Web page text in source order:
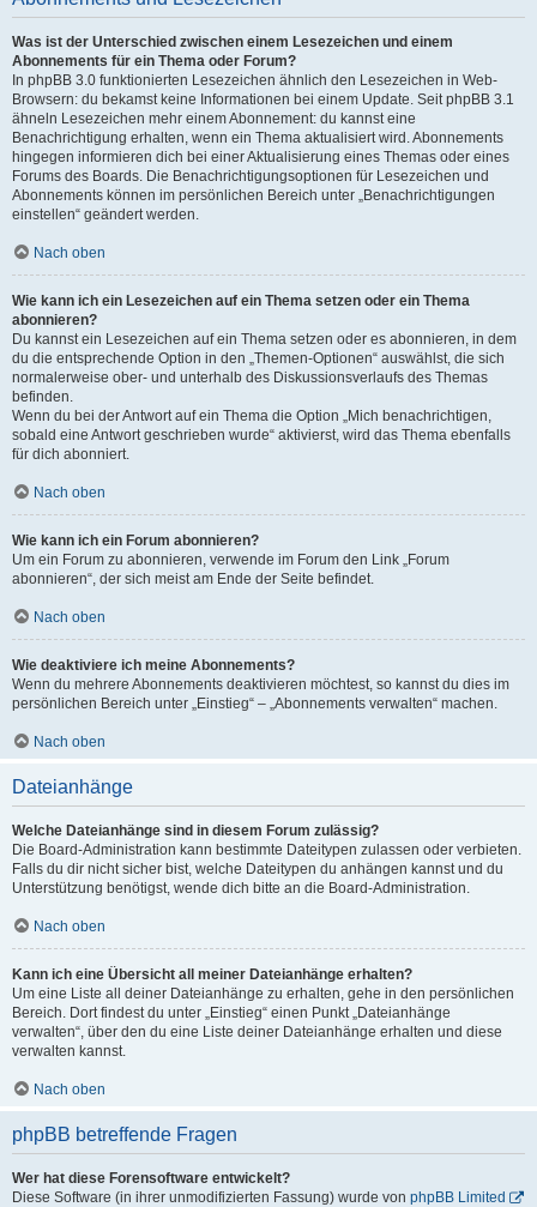
Was ist der Unterschied zwischen einem Lesezeichen und einem
Abonnements für ein Thema oder Forum?
In phpBB 3.0 funktionierten Lesezeichen ähnlich den Lesezeichen in Web-
Browsern: du bekamst keine Informationen bei einem Update. Seit phpBB 3.1
ähneln Lesezeichen mehr einem Abonnement: du kannst eine
Benachrichtigung erhalten, wenn ein Thema aktualisiert wird. Abonnements
hingegen informieren dich bei einer Aktualisierung eines Themas oder eines
Forums des Boards. Die Benachrichtigungsoptionen für Lesezeichen und
Abonnements können im persönlichen Bereich unter „Benachrichtigungen
einstellen“ geändert werden.
Nach oben
Wie kann ich ein Lesezeichen auf ein Thema setzen oder ein Thema
abonnieren?
Du kannst ein Lesezeichen auf ein Thema setzen oder es abonnieren, in dem
du die entsprechende Option in den „Themen-Optionen“ auswählst, die sich
normalerweise ober- und unterhalb des Diskussionsverlaufs des Themas
befinden.
Wenn du bei der Antwort auf ein Thema die Option „Mich benachrichtigen,
sobald eine Antwort geschrieben wurde“ aktivierst, wird das Thema ebenfalls
für dich abonniert.
Nach oben
Wie kann ich ein Forum abonnieren?
Um ein Forum zu abonnieren, verwende im Forum den Link „Forum
abonnieren“, der sich meist am Ende der Seite befindet.
Nach oben
Wie deaktiviere ich meine Abonnements?
Wenn du mehrere Abonnements deaktivieren möchtest, so kannst du dies im
persönlichen Bereich unter „Einstieg“ – „Abonnements verwalten“ machen.
Nach oben
Dateianhänge
Welche Dateianhänge sind in diesem Forum zulässig?
Die Board-Administration kann bestimmte Dateitypen zulassen oder verbieten.
Falls du dir nicht sicher bist, welche Dateitypen du anhängen kannst und du
Unterstützung benötigst, wende dich bitte an die Board-Administration.
Nach oben
Kann ich eine Übersicht all meiner Dateianhänge erhalten?
Um eine Liste all deiner Dateianhänge zu erhalten, gehe in den persönlichen
Bereich. Dort findest du unter „Einstieg“ einen Punkt „Dateianhänge
verwalten“, über den du eine Liste deiner Dateianhänge erhalten und diese
verwalten kannst.
Nach oben
phpBB betreffende Fragen
Wer hat diese Forensoftware entwickelt?
Diese Software (in ihrer unmodifizierten Fassung) wurde von phpBB Limited